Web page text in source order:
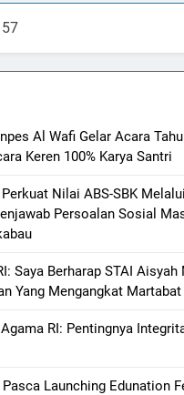
57
Al Wafi Gelar Acara
Keren 100% Karya Santri
Nilai ABS-SBK
Persoalan Sosial
Saya Berharap STAI
Yang Mengangkat
RI: Pentingnya
Launching Edunation